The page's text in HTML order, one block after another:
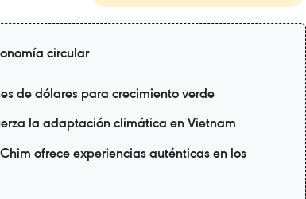
circular
de dólares para crecimiento verde
la adaptación climática en Vietnam
ofrece experiencias auténticas en los